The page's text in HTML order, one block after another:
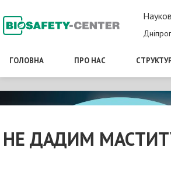
ГОЛОВНА ПРО НАС
НЕ ДАДИМ